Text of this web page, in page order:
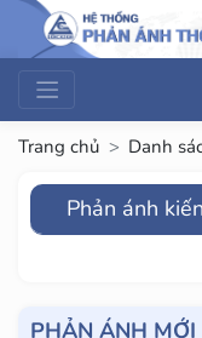
Trang chủ Danh
Phản ánh
PHẢN ÁNH MỚI